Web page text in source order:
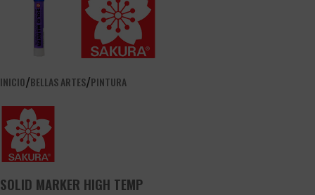
INICIO/BELLAS ARTES/PINTURA
SOLID MARKER HIGH TEMP